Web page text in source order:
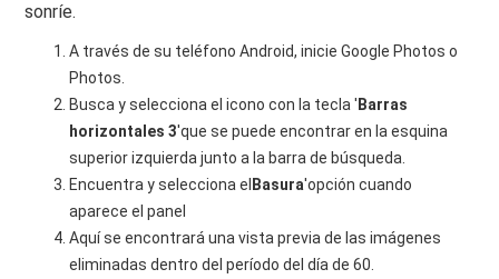
sonríe.
A través de su teléfono Android, inicie Google Photos o
Photos.
Busca y selecciona el icono con la tecla ' Barras
horizontales 3'que se puede encontrar en la esquina
superior izquierda junto a la barra de búsqueda.
Encuentra y selecciona el Basura'opción cuando
aparece el panel
Aquí se encontrará una vista previa de las imágenes
eliminadas dentro del período del día de 60.